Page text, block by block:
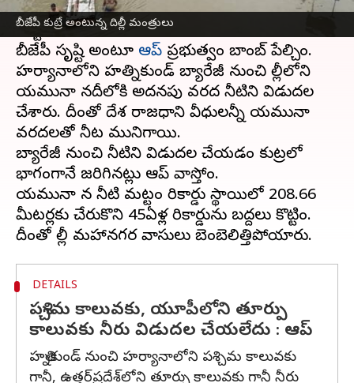
బీజేపీ కుట్రే అంటున్న దిల్లీ మంత్రులు
దిల్లీని వరదలు ముంచేస్తున్న తరుణంలో ఆమ్ ఆద్మీ
పార్టీ సంచలన ఆరోపణలు చేసింది. యమునా వరదలు
బీజేపీ సృష్టి అంటూ ఆప్ ప్రభుత్వం బాంబ్ పేల్చింది.
హర్యానాలోని హత్నికుండ్ బ్యారేజీ నుంచి దిల్లీలోని
యమునా నదీలోకి అదనపు వరద నీటిని విడుదల
చేశారు. దీంతో దేశ రాజధాని వీధులన్నీ యమునా
వరదలతో నీట మునిగాయి.
బ్యారేజీ నుంచి నీటిని విడుదల చేయడం కుట్రలో
భాగంగానే జరిగినట్లు ఆప్ వాదిస్తోంది.
యమునా నది నీటి మట్టం రికార్డు స్థాయిలో 208.66
మీటర్లకు చేరుకొని 45ఏళ్ల రికార్డును బద్దలు కొట్టింది.
DETAILS
పశ్చిమ కాలువకు, యూపీలోని తూర్పు
కాలువకు నీరు విడుదల చేయలేదు : ఆప్
హత్నికుండ్ నుంచి హర్యానాలోని పశ్చిమ కాలువకు
గానీ, ఉత్తర్‌ప్రదేశ్‌లోని తూర్పు కాలువకు గానీ నీరు